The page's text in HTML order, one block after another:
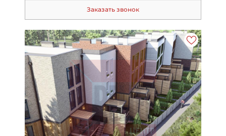
Заказать звонок